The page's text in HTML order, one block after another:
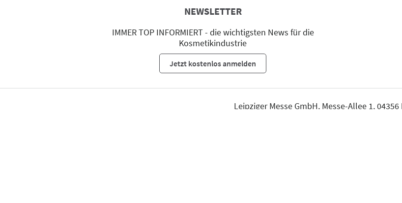
NEWSLETTER
IMMER TOP INFORMIERT - die wichtigsten News für die
Kosmetikindustrie
Jetzt kostenlos anmelden
Leipziger Messe GmbH, Messe-Allee 1, 04356